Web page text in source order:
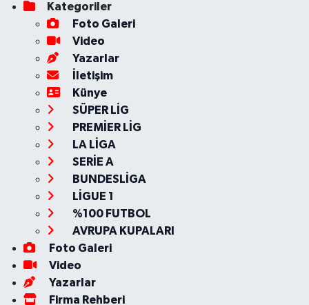
Kategoriler
Foto Galeri
Video
Yazarlar
İletişim
Künye
SÜPER LİG
PREMİER LİG
LA LİGA
SERİE A
BUNDESLİGA
LİGUE 1
%100 FUTBOL
AVRUPA KUPALARI
Foto Galeri
Video
Yazarlar
Firma Rehberi